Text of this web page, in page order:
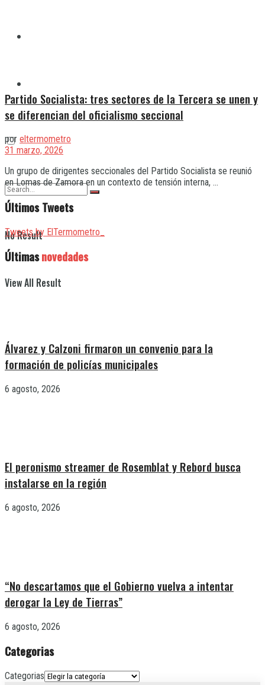
No Result
View All Result
Partido Socialista: tres sectores de la Tercera se unen y
se diferencian del oficialismo seccional
por eltermometro
31 marzo, 2026
Un grupo de dirigentes seccionales del Partido Socialista se reunió
en Lomas de Zamora en un contexto de tensión interna, ...
Últimos Tweets
Tweets by ElTermometro_
Últimasnovedades
Álvarez y Calzoni firmaron un convenio para la
formación de policías municipales
6 agosto, 2026
El peronismo streamer de Rosemblat y Rebord busca
instalarse en la región
6 agosto, 2026
“No descartamos que el Gobierno vuelva a intentar
derogar la Ley de Tierras”
6 agosto, 2026
Categorias
Categorias